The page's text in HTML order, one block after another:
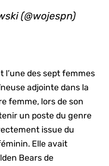
(@wojespn)
des sept femmes
adjointe dans la
femme, lors de son
un poste du genre
issue du
Elle avait
Bears de